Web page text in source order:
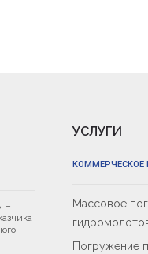
–
УСЛУГИ
КОММЕРЧЕСКОЕ
Массовое
Погружение